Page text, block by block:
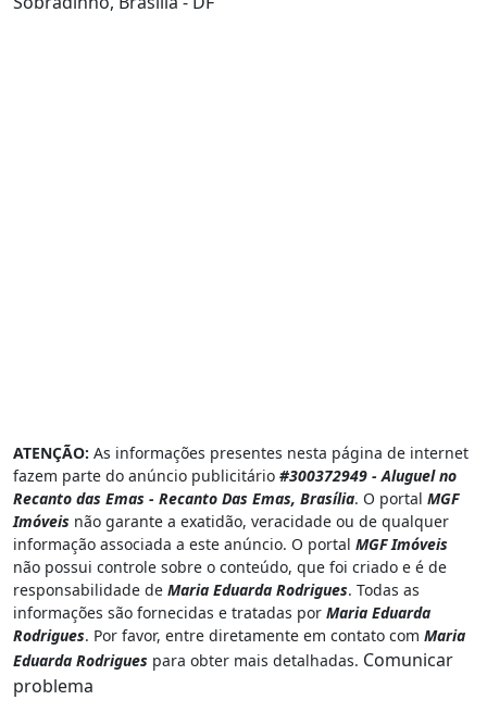
ATENÇÃO: As informações presentes nesta página de internet
fazem parte do anúncio publicitário #300372949 - Aluguel no
Recanto das Emas - Recanto Das Emas, Brasília. O portal MGF
Imóveis não garante a exatidão, veracidade ou de qualquer
informação associada a este anúncio. O portal MGF Imóveis
não possui controle sobre o conteúdo, que foi criado e é de
responsabilidade de Maria Eduarda Rodrigues. Todas as
informações são fornecidas e tratadas por Maria Eduarda
Rodrigues. Por favor, entre diretamente em contato com Maria
Eduarda Rodrigues para obter mais detalhadas. Comunicar
problema